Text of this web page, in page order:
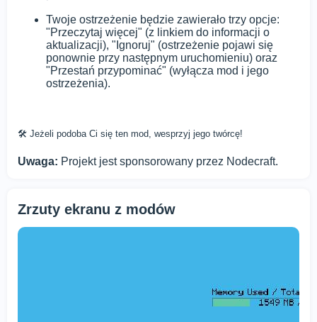
Twoje ostrzeżenie będzie zawierało trzy opcje:
"Przeczytaj więcej" (z linkiem do informacji o
aktualizacji), "Ignoruj" (ostrzeżenie pojawi się
ponownie przy następnym uruchomieniu) oraz
"Przestań przypominać" (wyłącza mod i jego
ostrzeżenia).
🛠️ Jeżeli podoba Ci się ten mod, wesprzyj jego twórcę!
Uwaga: Projekt jest sponsorowany przez Nodecraft.
Zrzuty ekranu z modów